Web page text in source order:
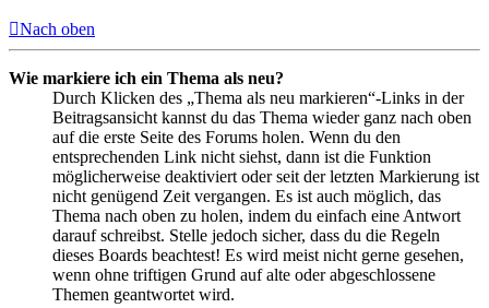
Nach oben
Wie markiere ich ein Thema als neu?
Durch Klicken des „Thema als neu markieren“-Links in der
Beitragsansicht kannst du das Thema wieder ganz nach oben
auf die erste Seite des Forums holen. Wenn du den
entsprechenden Link nicht siehst, dann ist die Funktion
möglicherweise deaktiviert oder seit der letzten Markierung ist
nicht genügend Zeit vergangen. Es ist auch möglich, das
Thema nach oben zu holen, indem du einfach eine Antwort
darauf schreibst. Stelle jedoch sicher, dass du die Regeln
dieses Boards beachtest! Es wird meist nicht gerne gesehen,
wenn ohne triftigen Grund auf alte oder abgeschlossene
Themen geantwortet wird.